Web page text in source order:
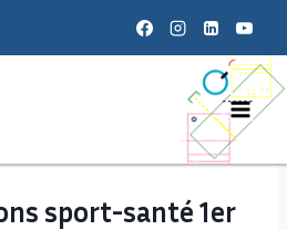
sport-santé 1er